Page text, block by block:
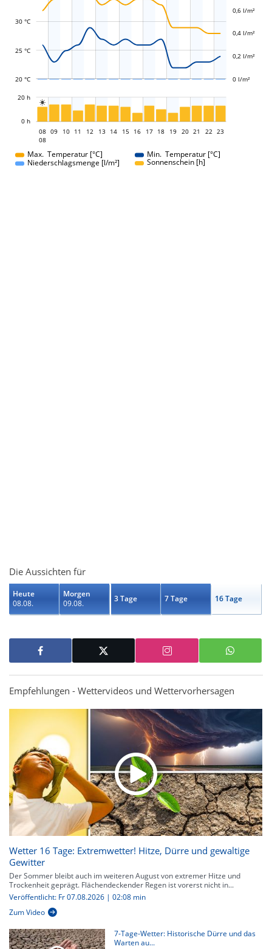
20 °C
30 °C
25 °C
0 l/m²
0,2 l/m²
0,4 l/m²
0,6 l/m²

0 h
20 h
08
08
08
09 10 11 12 13 14 15 16 17 18 19 20 21 22 23
Max. Temperatur [°C]
Min. Temperatur [°C]
Niederschlagsmenge [l/m²]
Sonnenschein [h]
Die Aussichten für
Heute
08.08.
Morgen
09.08.
3 Tage 7 Tage 16 Tage
Empfehlungen - Wettervideos und Wettervorhersagen
Wetter 16 Tage: Extremwetter! Hitze, Dürre und gewaltige
Gewitter
Der Sommer bleibt auch im weiteren August von extremer Hitze und
Trockenheit geprägt. Flächendeckender Regen ist vorerst nicht in...
Veröffentlicht: Fr 07.08.2026 | 02:08 min
Zum Video
7-Tage-Wetter: Historische Dürre und das
Warten au...